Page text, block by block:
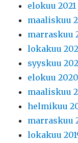
elokuu 2021
maaliskuu
marraskuu
lokakuu
syyskuu
elokuu 2020
maaliskuu
helmikuu
marraskuu
lokakuu